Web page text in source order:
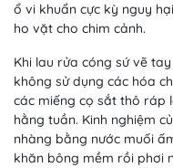
ổ vi khuẩn cực kỳ nguy
ho vặt cho chim cảnh.
Khi lau rửa cóng sứ vẽ
không sử dụng các hóa
các miếng cọ sắt thô ráp
hằng tuần. Kinh nghiệm
nhàng bằng nước muối
khăn bông mềm rồi phơi